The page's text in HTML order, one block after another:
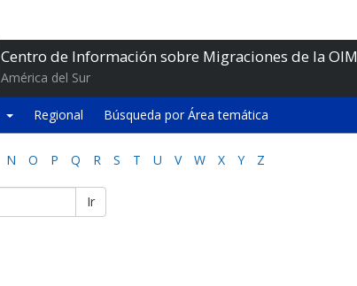
Centro de Información sobre Migraciones de la OIM
América del Sur
Regional Búsqueda por Área temática
N O P Q R S T U V W X Y Z
Ir